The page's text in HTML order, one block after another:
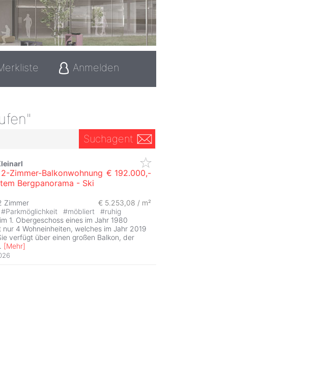
Anmelden
Suchagent
Zimmer-Balkonwohnung
Bergpanorama - Ski
€ 192.000,-
Zimmer
€ 5.253,08 / m²
#Parkmöglichkeit #möbliert #ruhig
1. Obergeschoss eines im Jahr 1980
4 Wohneinheiten, welches im Jahr 2019
verfügt über einen großen Balkon, der
[Mehr]